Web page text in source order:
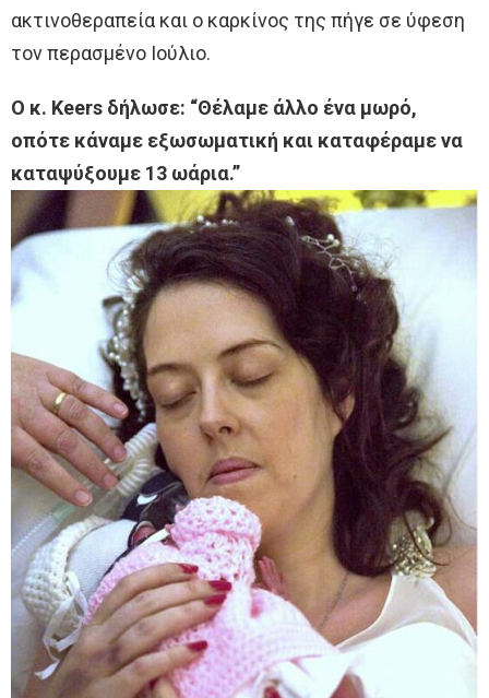
ακτινοθεραπεία και ο καρκίνος της πήγε σε ύφεση
τον περασμένο Ιούλιο.
Ο κ. Keers δήλωσε: “Θέλαμε άλλο ένα μωρό,
οπότε κάναμε εξωσωματική και καταφέραμε να
καταψύξουμε 13 ωάρια.”